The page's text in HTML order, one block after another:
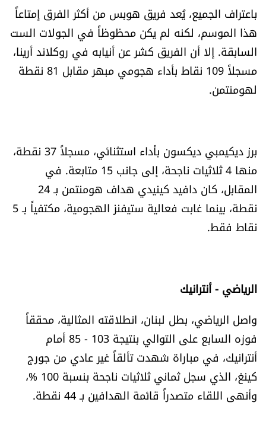
للتاريخ
فيديو
من نحن
شروط الاستخدام
شروط الإشتراك
Digital solutions by
باعتراف الجميع، يُعد فريق هوبس من أكثر الفرق إمتاعاً
هذا الموسم، لكنه لم يكن محظوظاً في الجولات الست
السابقة. إلا أن الفريق كشر عن أنيابه في روكلاند أرينا،
مسجلاً 109 نقاط بأداء هجومي مبهر مقابل 81 نقطة
لهومنتمن.
برز ديكيمبي ديكسون بأداء استثنائي، مسجلاً 37 نقطة،
منها 4 ثلاثيات ناجحة، إلى جانب 15 متابعة. في
المقابل، كان دافيد كينيدي هداف هومنتمن بـ 24
نقطة، بينما غابت فعالية ستيفنز الهجومية، مكتفياً بـ 5
نقاط فقط.
الرياضي - أنترانيك
واصل الرياضي، بطل لبنان، انطلاقته المثالية، محققاً
فوزه السابع على التوالي بنتيجة 103 - 85 أمام
أنترانيك، في مباراة شهدت تألقاً غير عادي من جورج
كينغ، الذي سجل ثماني ثلاثيات ناجحة بنسبة 100 %،
وأنهى اللقاء متصدراً قائمة الهدافين بـ 44 نقطة.